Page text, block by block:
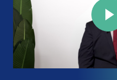
Digital contact
Wuhan